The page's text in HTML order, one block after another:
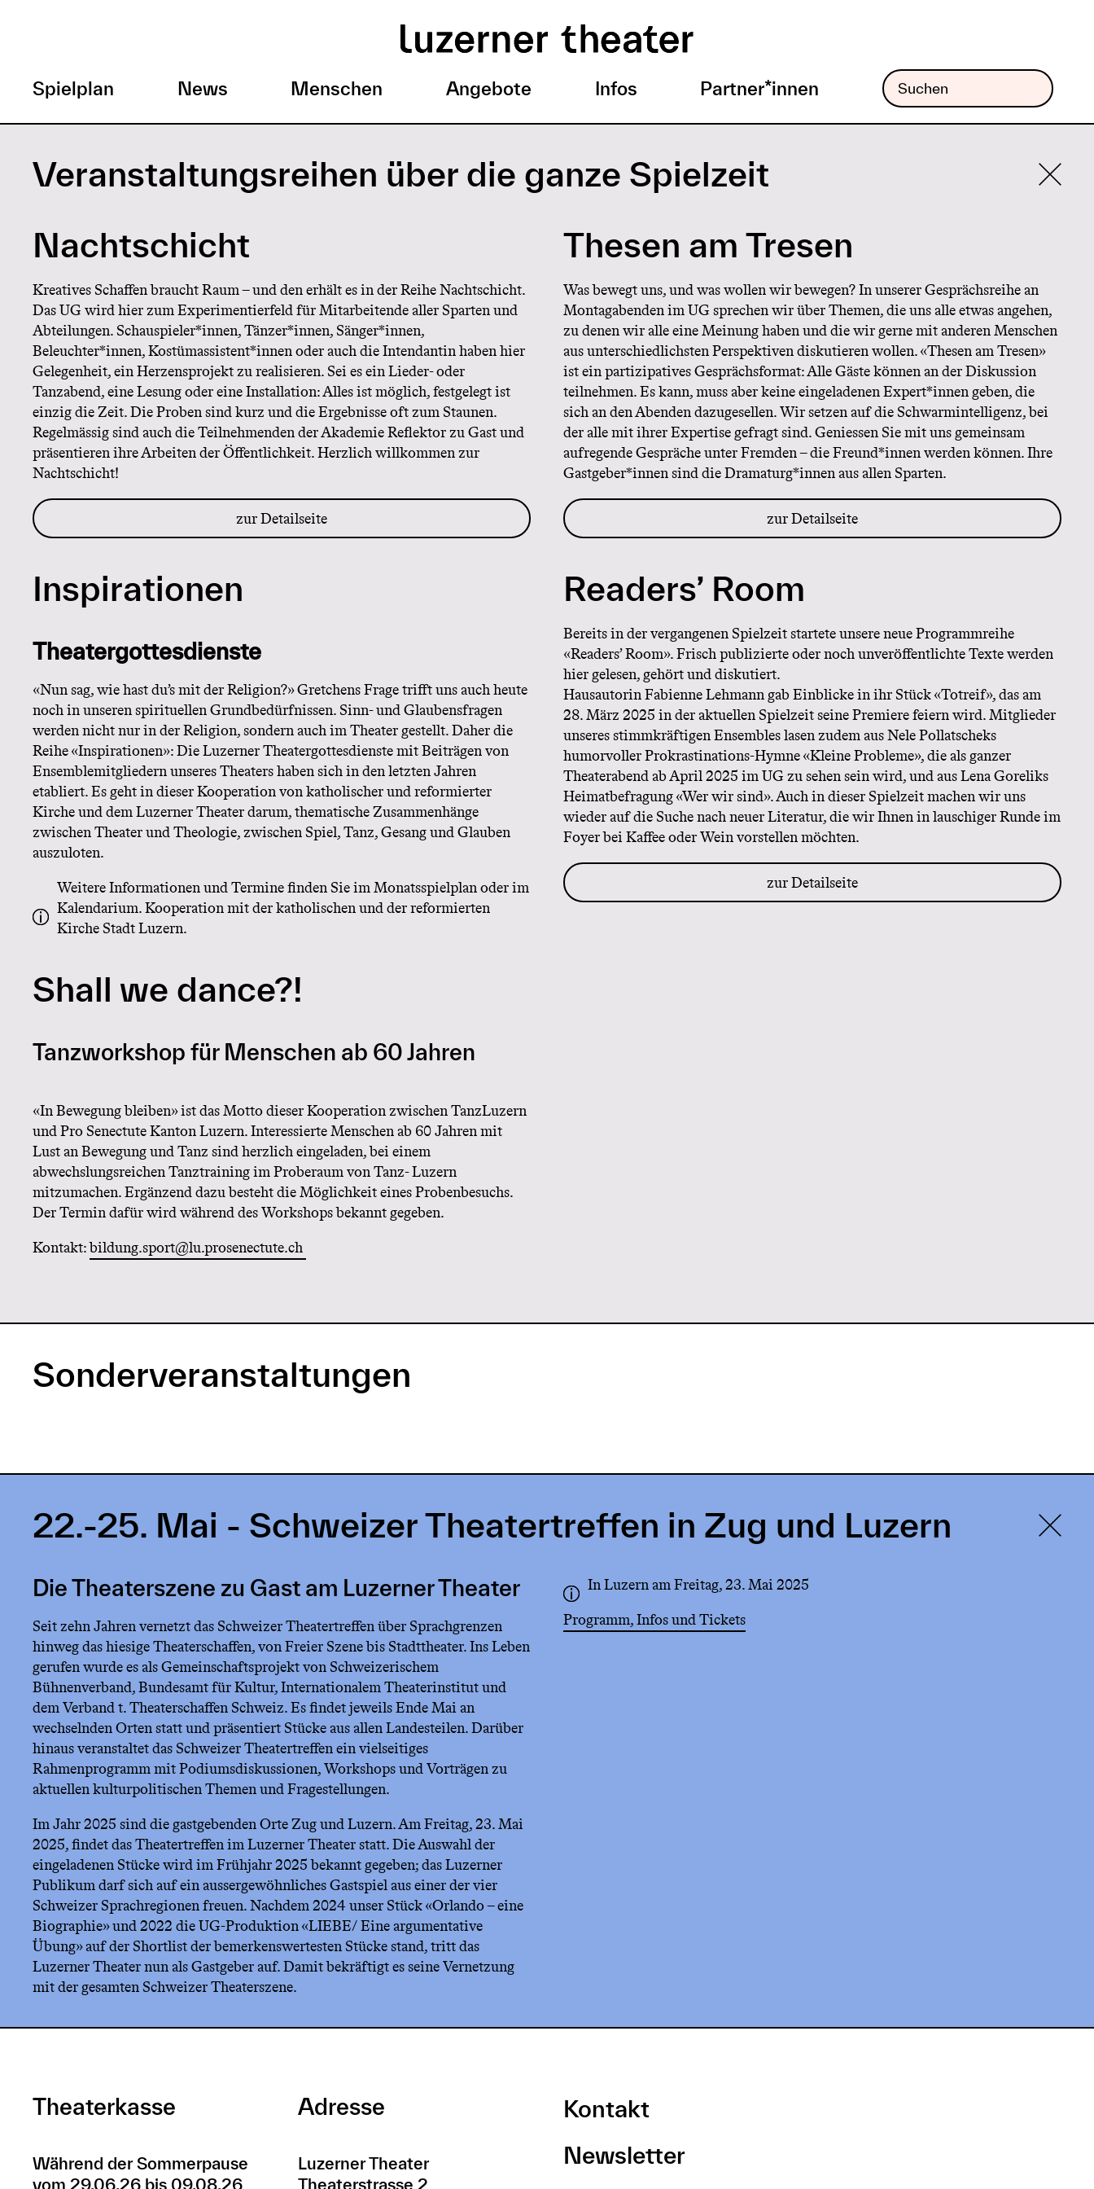
Inhalt
H
a
u
t
m
e
n
ü
Spielplan News Menschen Angebote Infos Partner*innen
Veranstaltungsreihen über die ganze Spielzeit
Nachtschicht
Kreatives Schaffen braucht Raum – und den erhält es in der Reihe Nachtschicht.
Das UG wird hier zum Experimentierfeld für Mitarbeitende aller Sparten und
Abteilungen. Schauspieler*innen, Tänzer*innen, Sänger*innen,
Beleuchter*innen, Kostümassistent*innen oder auch die Intendantin haben hier
Gelegenheit, ein Herzensprojekt zu realisieren. Sei es ein Lieder- oder
Tanzabend, eine Lesung oder eine Installation: Alles ist möglich, festgelegt ist
einzig die Zeit. Die Proben sind kurz und die Ergebnisse oft zum Staunen.
Regelmässig sind auch die Teilnehmenden der Akademie Reflektor zu Gast und
präsentieren ihre Arbeiten der Öffentlichkeit. Herzlich willkommen zur
Nachtschicht!
zur Detailseite
Inspirationen
Theatergottesdienste
«Nun sag, wie hast du’s mit der Religion?» Gretchens Frage trifft uns auch heute
noch in unseren spirituellen Grundbedürfnissen. Sinn- und Glaubensfragen
werden nicht nur in der Religion, sondern auch im Theater gestellt. Daher die
Reihe «Inspirationen»: Die Luzerner Theatergottesdienste mit Beiträgen von
Ensemblemitgliedern unseres Theaters haben sich in den letzten Jahren
etabliert. Es geht in dieser Kooperation von katholischer und reformierter
Kirche und dem Luzerner Theater darum, thematische Zusammenhänge
zwischen Theater und Theologie, zwischen Spiel, Tanz, Gesang und Glauben
auszuloten.
Weitere Informationen und Termine finden Sie im Monatsspielplan oder im
Kalendarium. Kooperation mit der katholischen und der reformierten
Kirche Stadt Luzern.
Shall we dance?!
Tanzworkshop für Menschen ab 60 Jahren
«In Bewegung bleiben» ist das Motto dieser Kooperation zwischen TanzLuzern
und Pro Senectute Kanton Luzern. Interessierte Menschen ab 60 Jahren mit
Lust an Bewegung und Tanz sind herzlich eingeladen, bei einem
abwechslungsreichen Tanztraining im Proberaum von Tanz- Luzern
mitzumachen. Ergänzend dazu besteht die Möglichkeit eines Probenbesuchs.
Der Termin dafür wird während des Workshops bekannt gegeben.
Kontakt:bildung.sport@lu.prosenectute.ch
Thesen am Tresen
Was bewegt uns, und was wollen wir bewegen? In unserer Gesprächsreihe an
Montagabenden im UG sprechen wir über Themen, die uns alle etwas angehen,
zu denen wir alle eine Meinung haben und die wir gerne mit anderen Menschen
aus unterschiedlichsten Perspektiven diskutieren wollen. «Thesen am Tresen»
ist ein partizipatives Gesprächsformat: Alle Gäste können an der Diskussion
teilnehmen. Es kann, muss aber keine eingeladenen Expert*innen geben, die
sich an den Abenden dazugesellen. Wir setzen auf die Schwarmintelligenz, bei
der alle mit ihrer Expertise gefragt sind. Geniessen Sie mit uns gemeinsam
aufregende Gespräche unter Fremden – die Freund*innen werden können. Ihre
Gastgeber*innen sind die Dramaturg*innen aus allen Sparten.
zur Detailseite
Readers’ Room
Bereits in der vergangenen Spielzeit startete unsere neue Programmreihe
«Readers’ Room». Frisch publizierte oder noch unveröffentlichte Texte werden
hier gelesen, gehört und diskutiert.
Hausautorin Fabienne Lehmann gab Einblicke in ihr Stück «Totreif», das am
28. März 2025 in der aktuellen Spielzeit seine Premiere feiern wird. Mitglieder
unseres stimmkräftigen Ensembles lasen zudem aus Nele Pollatscheks
humorvoller Prokrastinations-Hymne «Kleine Probleme», die als ganzer
Theaterabend ab April 2025 im UG zu sehen sein wird, und aus Lena Goreliks
Heimatbefragung «Wer wir sind». Auch in dieser Spielzeit machen wir uns
wieder auf die Suche nach neuer Literatur, die wir Ihnen in lauschiger Runde im
Foyer bei Kaffee oder Wein vorstellen möchten.
zur Detailseite
Sonderveranstaltungen
22.-25. Mai - Schweizer Theatertreffen in Zug und Luzern
Die Theaterszene zu Gast am Luzerner Theater
Seit zehn Jahren vernetzt das Schweizer Theatertreffen über Sprachgrenzen
hinweg das hiesige Theaterschaffen, von Freier Szene bis Stadttheater. Ins Leben
gerufen wurde es als Gemeinschaftsprojekt von Schweizerischem
Bühnenverband, Bundesamt für Kultur, Internationalem Theaterinstitut und
dem Verband t. Theaterschaffen Schweiz. Es findet jeweils Ende Mai an
wechselnden Orten statt und präsentiert Stücke aus allen Landesteilen. Darüber
hinaus veranstaltet das Schweizer Theatertreffen ein vielseitiges
Rahmenprogramm mit Podiumsdiskussionen, Workshops und Vorträgen zu
aktuellen kulturpolitischen Themen und Fragestellungen.
Im Jahr 2025 sind die gastgebenden Orte Zug und Luzern. Am Freitag, 23. Mai
2025, findet das Theatertreffen im Luzerner Theater statt. Die Auswahl der
eingeladenen Stücke wird im Frühjahr 2025 bekannt gegeben; das Luzerner
Publikum darf sich auf ein aussergewöhnliches Gastspiel aus einer der vier
Schweizer Sprachregionen freuen. Nachdem 2024 unser Stück «Orlando – eine
Biographie» und 2022 die UG-Produktion «LIEBE/ Eine argumentative
Übung» auf der Shortlist der bemerkenswertesten Stücke stand, tritt das
Luzerner Theater nun als Gastgeber auf. Damit bekräftigt es seine Vernetzung
mit der gesamten Schweizer Theaterszene.
In Luzern am Freitag, 23. Mai 2025
Programm, Infos und Tickets
Theaterkasse
Während der Sommerpause
vom 29.06.26 bis 09.08.26
Adresse
Luzerner Theater
Theaterstrasse 2
Kontakt
Newsletter